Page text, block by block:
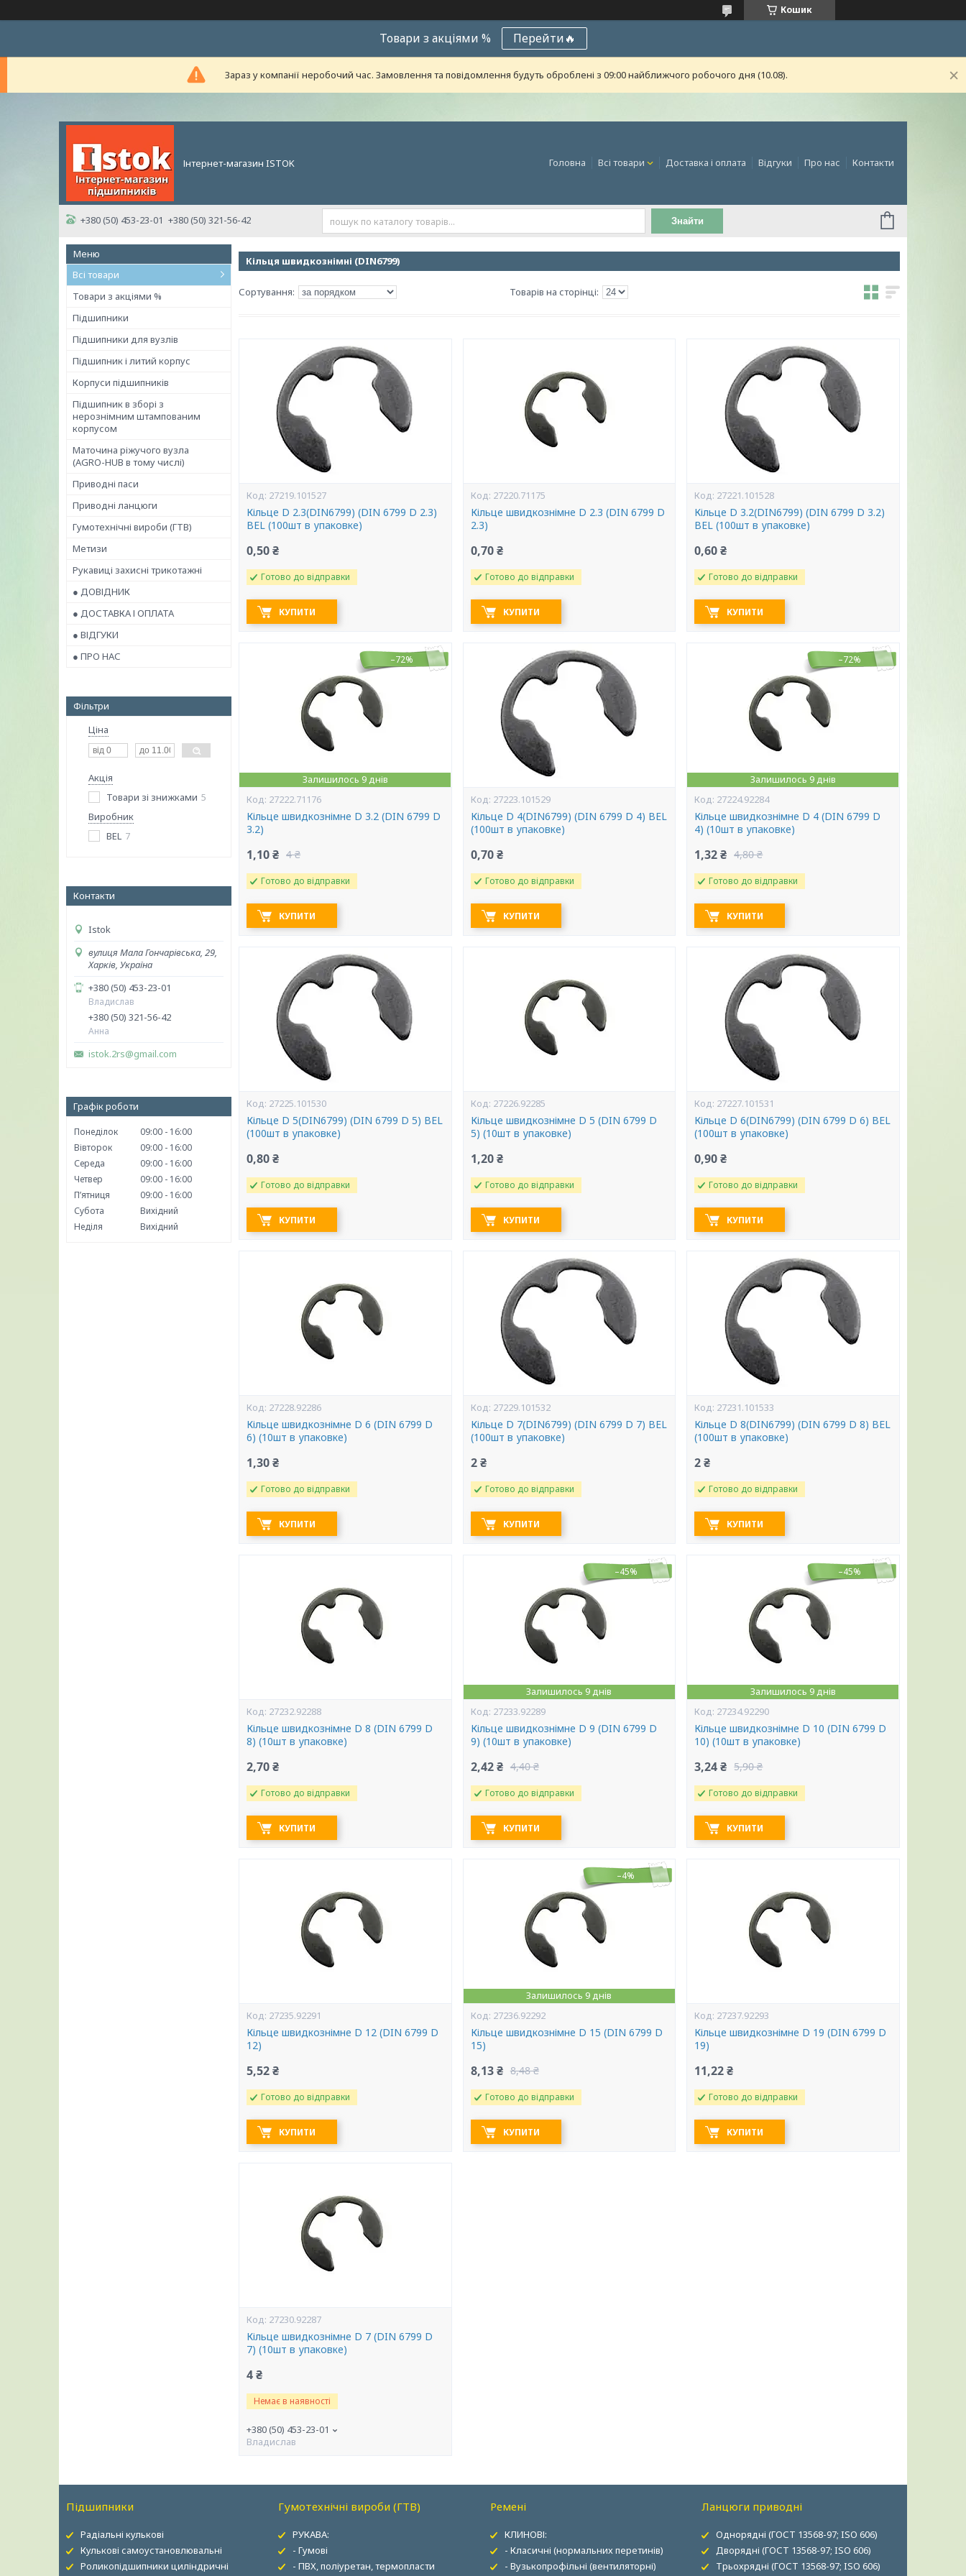
Кошик
Товари з акціями % Перейти🔥
Зараз у компанії неробочий час. Замовлення та повідомлення будуть оброблені з 09:00 найближчого робочого дня (10.08).
Інтернет-магазин ISTOK Головна Всі товари Доставка і оплата Відгуки Про нас Контакти
+380 (50) 453-23-01 +380 (50) 321-56-42 Знайти
Всі товари
Товари з акціями %
Підшипники
Підшипники для вузлів
Підшипник і литий корпус
Корпуси підшипників
Підшипник в зборі з
нерознімним штампованим
корпусом
Маточина ріжучого вузла
(AGRO-HUB в тому числі)
Приводні паси
Приводні ланцюги
Гумотехнічні вироби (ГТВ)
Метизи
Рукавиці захисні трикотажні
● ДОВІДНИК
● ДОСТАВКА І ОПЛАТА
● ВІДГУКИ
● ПРО НАС
Фільтри
Ціна
Акція
Товари зі знижками 5
Виробник
BEL 7
Контакти
Istok
вулиця Мала Гончарівська, 29,
Харків, Україна
+380 (50) 453-23-01
Владислав
+380 (50) 321-56-42
Анна
istok.2rs@gmail.com
Графік роботи
Понеділок 09:00
16:00
Вівторок
09:00
16:00
Середа
09:00
16:00
Четвер
09:00
16:00
Пʼятниця
09:00
16:00
Субота
Вихідний
Неділя
Вихідний
Кільця швидкознімні (DIN6799)
27219.101527
Кільце D 2.3(DIN6799) (DIN 6799 D 2.3)
BEL (100шт в упаковке)
0,50 ₴
Готово до відправки
КУПИТИ
27220.71175
Кільце швидкознімне D 2.3 (DIN 6799 D
2.3)
0,70 ₴
Готово до відправки
КУПИТИ
27221.101528
Кільце D 3.2(DIN6799) (DIN 6799 D 3.2)
BEL (100шт в упаковке)
0,60 ₴
Готово до відправки
КУПИТИ
–72%
Залишилось 9 днів
27222.71176
Кільце швидкознімне D 3.2 (DIN 6799 D
3.2)
1,10 ₴ 4 ₴
Готово до відправки
КУПИТИ
27223.101529
Кільце D 4(DIN6799) (DIN 6799 D 4) BEL
(100шт в упаковке)
0,70 ₴
Готово до відправки
КУПИТИ
–72%
Залишилось 9 днів
27224.92284
Кільце швидкознімне D 4 (DIN 6799 D
4) (10шт в упаковке)
1,32 ₴ 4,80 ₴
Готово до відправки
КУПИТИ
27225.101530
Кільце D 5(DIN6799) (DIN 6799 D 5) BEL
(100шт в упаковке)
0,80 ₴
Готово до відправки
КУПИТИ
27226.92285
Кільце швидкознімне D 5 (DIN 6799 D
5) (10шт в упаковке)
1,20 ₴
Готово до відправки
КУПИТИ
27227.101531
Кільце D 6(DIN6799) (DIN 6799 D 6) BEL
(100шт в упаковке)
0,90 ₴
Готово до відправки
КУПИТИ
27228.92286
Кільце швидкознімне D 6 (DIN 6799 D
6) (10шт в упаковке)
1,30 ₴
Готово до відправки
КУПИТИ
27229.101532
Кільце D 7(DIN6799) (DIN 6799 D 7) BEL
(100шт в упаковке)
2 ₴
Готово до відправки
КУПИТИ
27231.101533
Кільце D 8(DIN6799) (DIN 6799 D 8) BEL
(100шт в упаковке)
2 ₴
Готово до відправки
КУПИТИ
27232.92288
Кільце швидкознімне D 8 (DIN 6799 D
8) (10шт в упаковке)
2,70 ₴
Готово до відправки
КУПИТИ
–45%
Залишилось 9 днів
27233.92289
Кільце швидкознімне D 9 (DIN 6799 D
9) (10шт в упаковке)
2,42 ₴ 4,40 ₴
Готово до відправки
КУПИТИ
–45%
Залишилось 9 днів
27234.92290
Кільце швидкознімне D 10 (DIN 6799 D
10) (10шт в упаковке)
3,24 ₴ 5,90 ₴
Готово до відправки
КУПИТИ
27235.92291
Кільце швидкознімне D 12 (DIN 6799 D
12)
5,52 ₴
Готово до відправки
КУПИТИ
–4%
Залишилось 9 днів
27236.92292
Кільце швидкознімне D 15 (DIN 6799 D
15)
8,13 ₴ 8,48 ₴
Готово до відправки
КУПИТИ
27237.92293
Кільце швидкознімне D 19 (DIN 6799 D
19)
11,22 ₴
Готово до відправки
КУПИТИ
27230.92287
Кільце швидкознімне D 7 (DIN 6799 D
7) (10шт в упаковке)
4 ₴
Немає в наявності
+380 (50) 453-23-01
Владислав
Підшипники
Радіальні кулькові
Кулькові самоустановлювальні
Роликопідшипники циліндричні
Гумотехнічні вироби (ГТВ)
РУКАВА:
- Гумові
- ПВХ, поліуретан, термопласти
Ремені
КЛИНОВІ:
- Класичні (нормальних перетинів)
- Вузькопрофільні (вентиляторні)
Ланцюги приводні
Однорядні (ГОСТ 13568-97; ISO 606)
Дворядні (ГОСТ 13568-97; ISO 606)
Трьохрядні (ГОСТ 13568-97; ISO 606)